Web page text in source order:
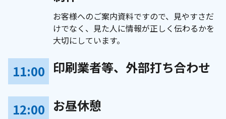
お客様へのご案内資料ですので、見やすさだ
けでなく、見た人に情報が正しく伝わるかを
大切にしています。
11:00 印刷業者等、外部打ち合わせ
12:00 お昼休憩